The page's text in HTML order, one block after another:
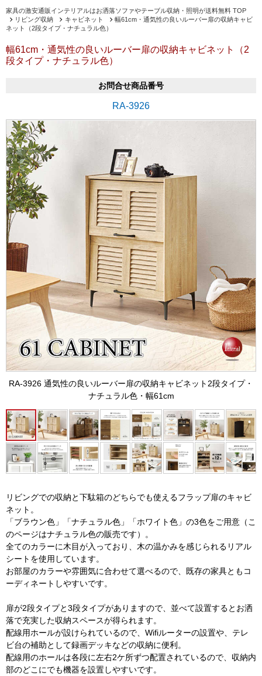
家具の激安通販インテリアルはお洒落ソファやテーブル収納・照明が送料無料 TOP
リビング収納
キャビネット
幅61cm・通気性の良いルーバー扉の収納キャビ
ネット（2段タイプ・ナチュラル色）
幅61cm・通気性の良いルーバー扉の収納キャビネット（2
段タイプ・ナチュラル色）
お問合せ商品番号
RA-3926
RA-3926 通気性の良いルーバー扉の収納キャビネット2段タイプ・
ナチュラル色・幅61cm
リビングでの収納と下駄箱のどちらでも使えるフラップ扉のキャビ
ネット。
「ブラウン色」「ナチュラル色」「ホワイト色」の3色をご用意（こ
のページはナチュラル色の販売です）。
全てのカラーに木目が入っており、木の温かみを感じられるリアル
シートを使用しています。
お部屋のカラーや雰囲気に合わせて選べるので、既存の家具ともコ
ーディネートしやすいです。
扉が2段タイプと3段タイプがありますので、並べて設置するとお洒
落で充実した収納スペースが得られます。
配線用ホールが設けられているので、Wifiルーターの設置や、テレ
ビ台の補助として録画デッキなどの収納に便利。
配線用のホールは各段に左右2ケ所ずつ配置されているので、収納内
部のどこにでも機器を設置しやすいです。